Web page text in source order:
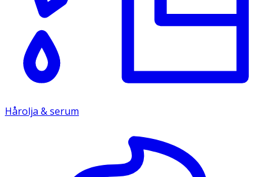
Hårolja & serum